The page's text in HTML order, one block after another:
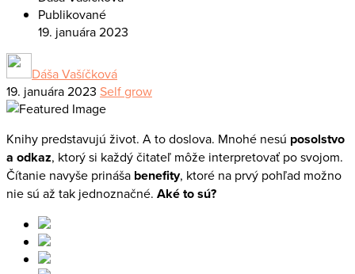
Publikované
19. januára 2023
Dáša Vašíčková
19. januára 2023 Self grow
Knihy predstavujú život. A to doslova. Mnohé nesú posolstvo
a odkaz, ktorý si každý čitateľ môže interpretovať po svojom.
Čítanie navyše prináša benefity, ktoré na prvý pohľad možno
nie sú až tak jednoznačné. Aké to sú?